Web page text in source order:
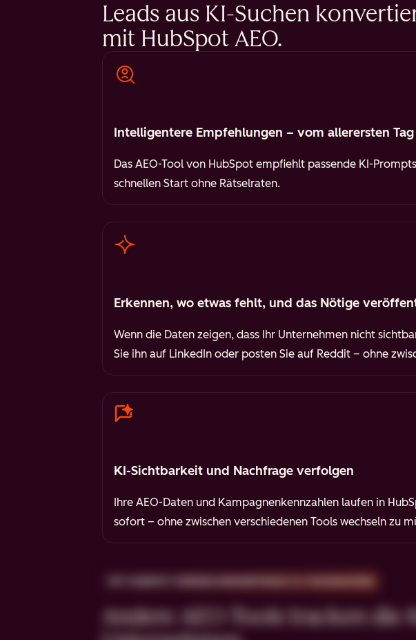
Leads aus KI-Suchen
mit HubSpot AEO.
Intelligentere Empfehlungen – vom allerersten Tag
Das AEO-Tool von HubSpot empfiehlt passende KI-
schnellen Start ohne Rätselraten.
Erkennen, wo etwas fehlt, und das Nötige
Wenn die Daten zeigen, dass Ihr Unternehmen nicht
Sie ihn auf LinkedIn oder posten Sie auf Reddit – ohne
KI-Sichtbarkeit und Nachfrage verfolgen
Ihre AEO-Daten und Kampagnenkennzahlen laufen in
sofort – ohne zwischen verschiedenen Tools wechseln zu
Andere AEO-Tools tracken